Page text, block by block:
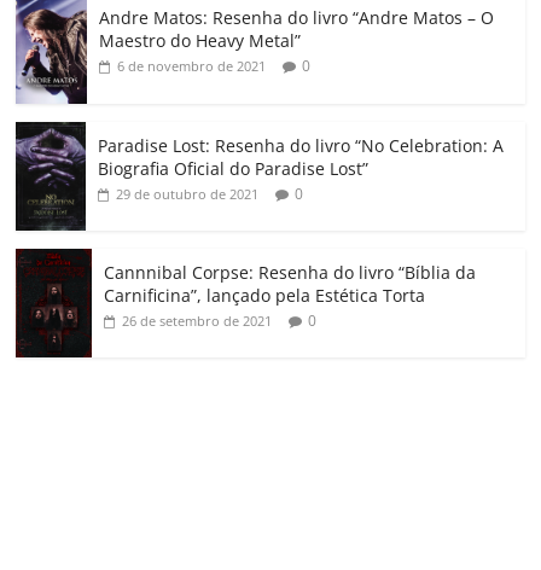
Andre Matos: Resenha do livro “Andre Matos – O
Maestro do Heavy Metal”
6 de novembro de 2021 0
Paradise Lost: Resenha do livro “No Celebration: A
Biografia Oficial do Paradise Lost”
29 de outubro de 2021 0
Cannnibal Corpse: Resenha do livro “Bíblia da
Carnificina”, lançado pela Estética Torta
26 de setembro de 2021 0